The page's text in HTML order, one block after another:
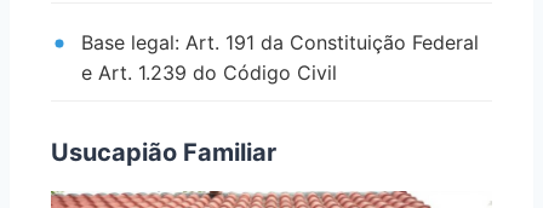
Base legal: Art. 191 da Constituição Federal
e Art. 1.239 do Código Civil
Usucapião Familiar